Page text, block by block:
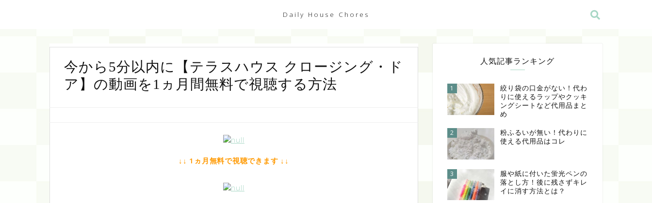
Daily House Chores
今から5分以内に【テラスハウス クロージング・ド
ア】の動画を1ヵ月間無料で視聴する方法
↓↓ 1ヵ月無料で視聴できます ↓↓
人気記事ランキング
1
絞り袋の口金がない！代わ
りに使えるラップやクッキ
ングシートなど代用品まと
め
2
粉ふるいが無い！代わりに
使える代用品はコレ
3
服や紙に付いた蛍光ペンの
落とし方！後に残さずキレ
イに消す方法とは？